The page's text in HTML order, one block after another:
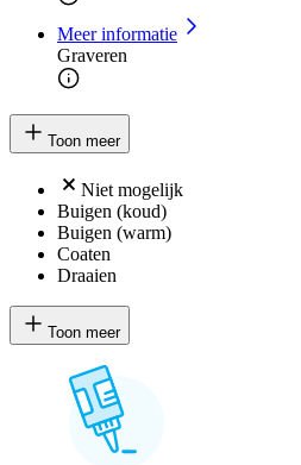
Meer informatie
Graveren
Toon meer
Niet mogelijk
Buigen (koud)
Buigen (warm)
Coaten
Draaien
Toon meer